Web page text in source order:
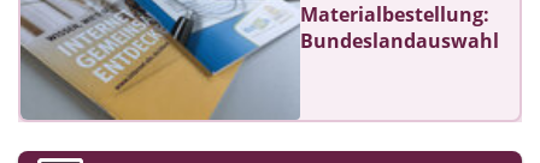
Materialbestellung:
Bundeslandauswahl